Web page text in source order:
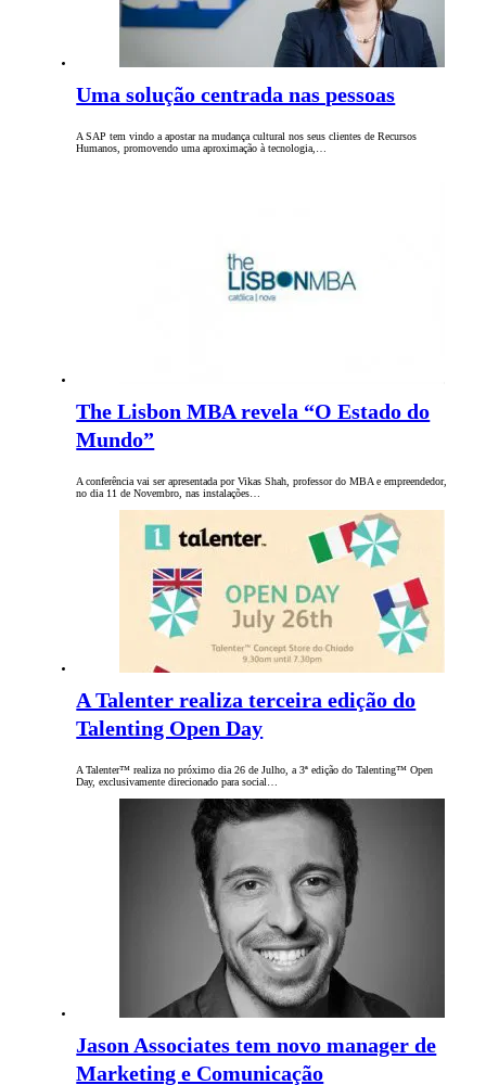
Uma solução centrada nas pessoas
A SAP tem vindo a apostar na mudança cultural nos seus clientes de Recursos
Humanos, promovendo uma aproximação à tecnologia,…
The Lisbon MBA revela “O Estado do
Mundo”
A conferência vai ser apresentada por Vikas Shah, professor do MBA e empreendedor,
no dia 11 de Novembro, nas instalações…
A Talenter realiza terceira edição do
Talenting Open Day
A Talenter™ realiza no próximo dia 26 de Julho, a 3ª edição do Talenting™ Open
Day, exclusivamente direcionado para social…
Jason Associates tem novo manager de
Marketing e Comunicação